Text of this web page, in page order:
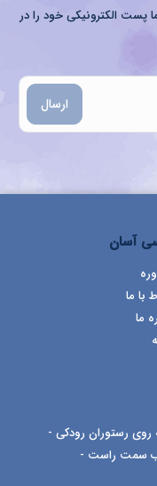
پست الکترونیکی خود را در
ارسال
آسان
با ما
ما
روی رستوران رودکی -
سمت راست -